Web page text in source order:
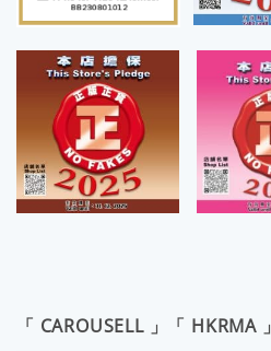
「 CAROUSELL 」「 HKRMA 」